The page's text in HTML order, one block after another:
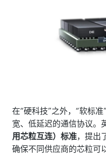
在“硬科技”之外，“软标
宽、低延迟的通信协议。
用芯粒互连）标准，提出
确保不同供应商的芯粒可